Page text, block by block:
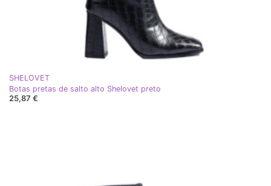
SHELOVET
Botas pretas de salto alto Shelovet preto
25,87 €